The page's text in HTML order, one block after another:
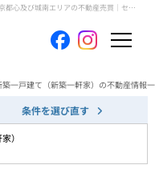
等々力小学校(世田谷区)新築一戸建て（新築一軒家）｜東京都心及び城南エリアの不動産売買｜センチュリー21スミカ・クリエイト
一戸建て（新築一軒家）の不動産情報
条件を選び直す
）